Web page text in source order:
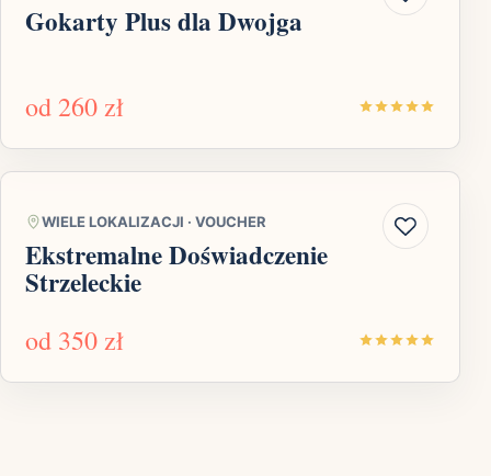
Gokarty Plus dla Dwojga
od 260 zł
WIELE LOKALIZACJI · VOUCHER
Ekstremalne Doświadczenie
Strzeleckie
od 350 zł